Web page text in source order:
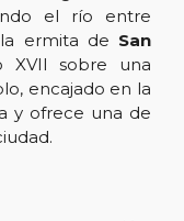
el río entre
ermita de San
XVII sobre una
encajado en la
y ofrece una de